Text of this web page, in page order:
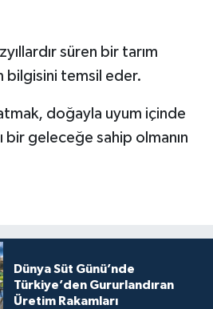
süren bir tarım
bilgisini temsil eder.
doğayla uyum içinde
bir geleceğe sahip olmanın
Dünya Süt Günü’nde
Türkiye’den Gururlandıran
Üretim Rakamları